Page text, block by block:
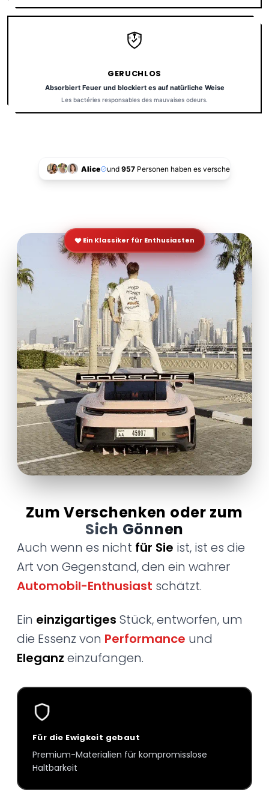
GERUCHLOS
Absorbiert Feuer und blockiert es auf natürliche Weise
Les bactéries responsables des mauvaises odeurs.
Alice und 957 Personen haben es verschenkt!
Ein Klassiker für Enthusiasten
Zum Verschenken oder zum
Sich Gönnen
Auch wenn es nicht für Sie ist, ist es die
Art von Gegenstand, den ein wahrer
Automobil-Enthusiast schätzt.
Ein einzigartiges Stück, entworfen, um
die Essenz von Performance und
Eleganz einzufangen.
Für die Ewigkeit gebaut
Premium-Materialien für kompromisslose
Haltbarkeit